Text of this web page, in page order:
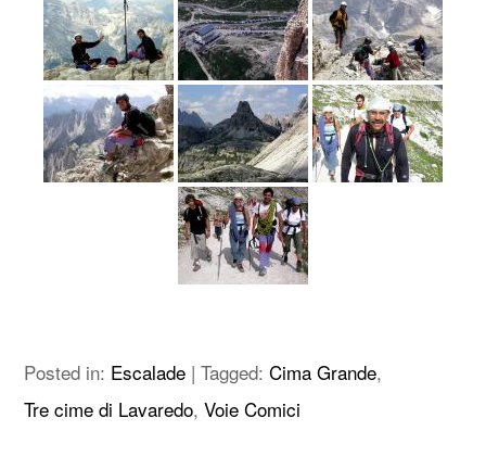
Posted in: Escalade |Tagged:Cima Grande,
Tre cime di Lavaredo,Voie Comici